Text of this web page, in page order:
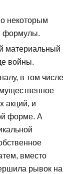
некоторым
формулы.
материальный
войны.
в том числе
акций, и
форме. А
вместо
рывок на